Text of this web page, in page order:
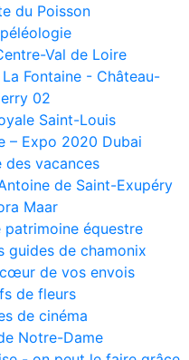
du Poisson
Val de Loire
Fontaine - Château-
02
Saint-Louis
– Expo 2020 Dubai
des vacances
de Saint-Exupéry
Maar
patrimoine équestre
guides de chamonix
de vos envois
de fleurs
de cinéma
Notre-Dame